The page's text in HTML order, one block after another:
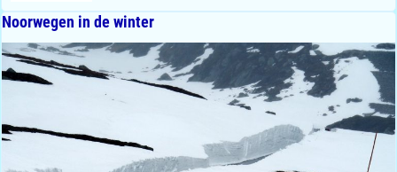
Noorwegen in de winter